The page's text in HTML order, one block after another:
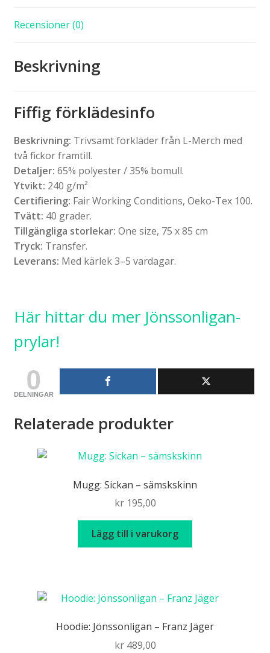
Recensioner (0)
Beskrivning
Fiffig förklädesinfo
Beskrivning: Trivsamt förkläder från L-Merch med
två fickor framtill.
Detaljer: 65% polyester / 35% bomull.
Ytvikt: 240 g/m²
Certifiering: Fair Working Conditions, Oeko-Tex 100.
Tvätt: 40 grader.
Tillgängliga storlekar: One size, 75 x 85 cm
Tryck: Transfer.
Leverans: Med kärlek 3–5 vardagar.
Här hittar du mer Jönssonligan-
prylar!
0
DELNINGAR
Relaterade produkter
Mugg: Sickan – sämskskinn
kr195,00
Lägg till i varukorg
Hoodie: Jönssonligan – Franz Jäger
kr489,00